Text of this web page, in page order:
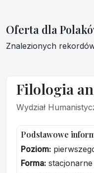
Oferta dla
Znalezionych
Filologia
Wydział
Podstawowe
Poziom:
Forma: stacjonarne